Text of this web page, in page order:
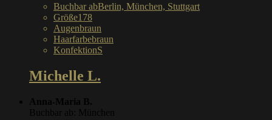
Buchbar abBerlin, München, Stuttgart
Größe178
Augenbraun
Haarfarbebraun
KonfektionS
Michelle L.
Anna-Maria B.
Buchbar ab: München